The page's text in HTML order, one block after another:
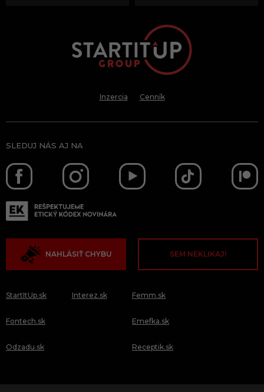
Inzercia Cenník
SLEDUJ NÁS AJ NA
NAHLÁSIŤ CHYBU SEM NEKLIKAJ!
StartItUp.sk
Fontech.sk
Odzadu.sk
Interez.sk Femm.sk
Emefka.sk
Receptik.sk